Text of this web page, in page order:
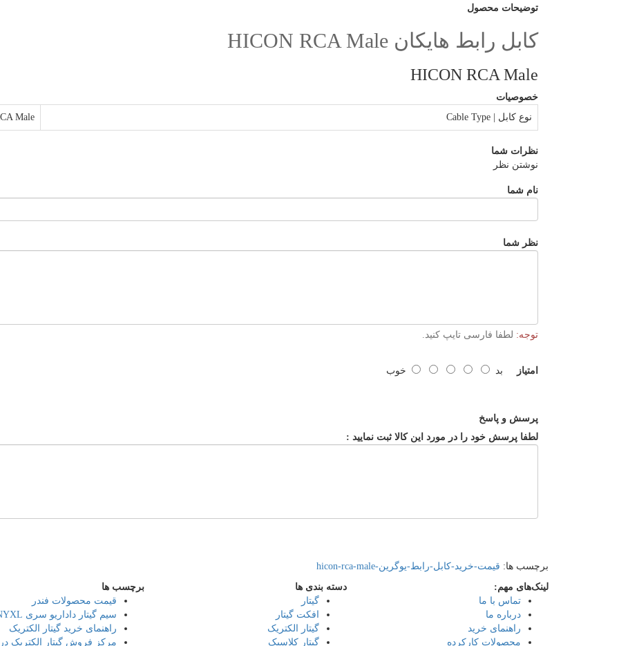
توضیحات محصول
کابل رابط هایکان HICON RCA Male
HICON RCA Male
خصوصیات
نوع کابل | Cable Type
Male
نظرات شما
نوشتن نظر
نام شما
نظر شما
توجه: لطفا فارسی تایپ کنید.
امتیاز بد خوب
پرسش و پاسخ
لطفا پرسش خود را در مورد این کالا ثبت نمایید :
برچسب ها: قیمت-خرید-کابل-رابط-یوگرین-hicon-rca-male
لینک‌های مهم:
تماس با ما
درباره ما
راهنمای خرید
محصولات کارکرده
دسته بندی ها
گیتار
افکت گیتار
گیتار الکتریک
گیتار کلاسیک
برچسب ها
قیمت محصولات فندر
سیم گیتار داداریو سری Daddario NYXL
راهنمای خرید گیتار الکتریک
مرکز فروش گیتار الکتریک